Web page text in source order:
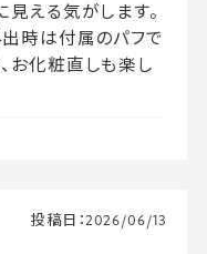
見える気がします。
出時は付属のパフで
お化粧直しも楽し
投稿日：2026/06/13